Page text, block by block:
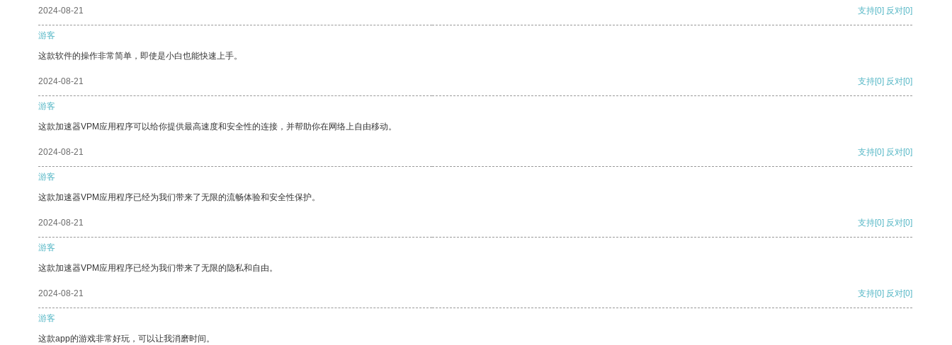
2024-08-21 支持[0] 反对[0]
游客
这款软件的操作非常简单，即使是小白也能快速上手。
2024-08-21 支持[0] 反对[0]
游客
这款加速器VPM应用程序可以给你提供最高速度和安全性的连接，并帮助你在网络上自由移动。
2024-08-21 支持[0] 反对[0]
游客
这款加速器VPM应用程序已经为我们带来了无限的流畅体验和安全性保护。
2024-08-21 支持[0] 反对[0]
游客
这款加速器VPM应用程序已经为我们带来了无限的隐私和自由。
2024-08-21 支持[0] 反对[0]
游客
这款app的游戏非常好玩，可以让我消磨时间。